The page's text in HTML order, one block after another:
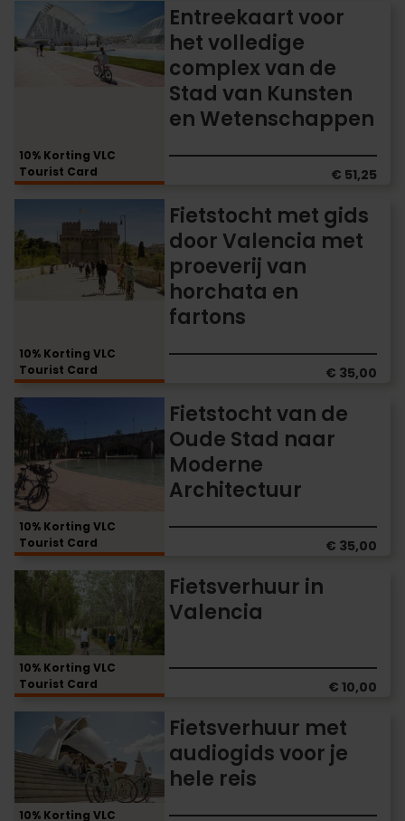
10% Korting VLC
Tourist Card
Entreekaart voor
het volledige
complex van de
Stad van Kunsten
en Wetenschappen
€ 51,25
Entreekaart
voor
het
van
Kunsten
en
Wetenschappen
10% Korting VLC
Tourist Card
Fietstocht met gids
door Valencia met
proeverij van
horchata en
fartons
€ 35,00
met
gids
door
horchata
en
fartons
10% Korting VLC
Tourist Card
Fietstocht van de
Oude Stad naar
Moderne
Architectuur
€ 35,00
Fietstocht
van
de
Oude
Stad
naar
Moderne
Architectuur
10% Korting VLC
Tourist Card
Fietsverhuur in
Valencia
€ 10,00
Fietsverhuur
10% Korting VLC
Fietsverhuur met
audiogids voor je
hele reis
Fietsverhuur
audiogids
voor
je
hele